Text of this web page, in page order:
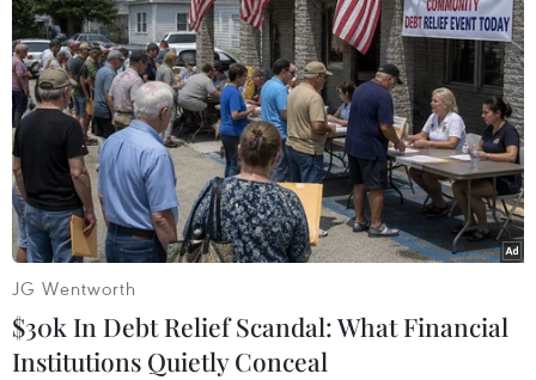
Công an tỉnh Hải Dương đã bắt quả tang 21 đối
tượng đang đánh bạc theo hình thức xóc đĩa và
đối tượng Tạ Văn Sang đang có hành vi sản xuất
súng.
JG Wentworth
$30k In Debt Relief Scandal: What Financial
Institutions Quietly Conceal